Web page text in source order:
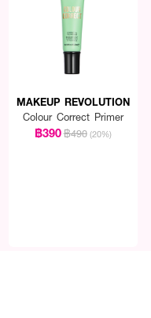
MAKEUP REVOLUTION
Colour Correct Primer
฿390฿490 (20%)